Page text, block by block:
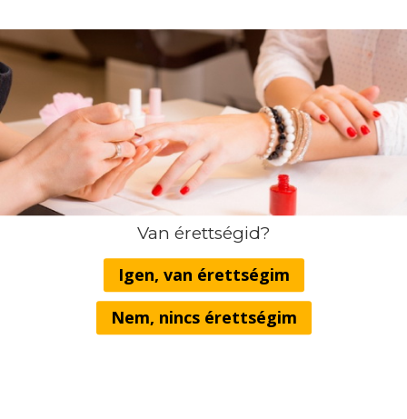
Van érettségid?
Igen, van érettségim
Nem, nincs érettségim
hozzáférést adunk ajándékba partnerünk, a
The Bright Academy 24.990 Ft értékű
Önfejlesztő, önismereti tréningjéhez .
Továbbá a regisztráció után
megküldött Ajándékutalványunkonfeltüntetett
termékek közül is választhatsz egyet!
A képzés teljes költsége, amely tartalmazza a
Spirit Start csomagot:
Képzési díj: 349.000 Ft(egyösszegű befizetés
Amennyiben nem egyösszegű befizetést választ,
akkor a részletfizetés az alábbiak szerint alakul: